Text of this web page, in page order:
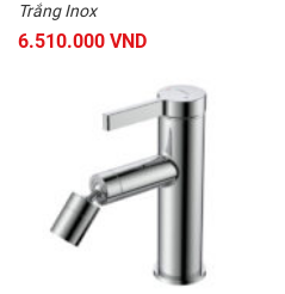
Trắng Inox
6.510.000 VND